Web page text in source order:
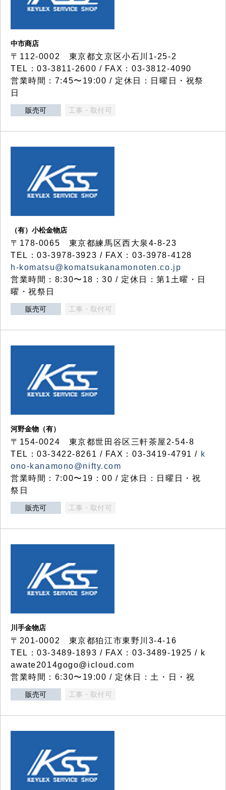
中市商店
〒112-0002 東京都文京区小石川1-25-2
TEL：03-3811-2600 / FAX：03-3812-4090
営業時間：7:45〜19:00 / 定休日：日曜日・祝祭
日
販売可 工事・取付可
（有）小松金物店
〒178-0065 東京都練馬区西大泉4-8-23
TEL：03-3978-3923 / FAX：03-3978-4128
h-komatsu@komatsukanamonoten.co.jp
営業時間：8:30〜18：30 / 定休日：第1土曜・日
曜・祝祭日
販売可 工事・取付可
河野金物（有）
〒154-0024 東京都世田谷区三軒茶屋2-54-8
TEL：03-3422-8261 / FAX：03-3419-4791 / k
ono-kanamono@nifty.com
営業時間：7:00〜19：00 / 定休日：日曜日・祝
祭日
販売可 工事・取付可
川手金物店
〒201-0002 東京都狛江市東野川3-4-16
TEL：03-3489-1893 / FAX：03-3489-1925 / k
awate2014gogo@icloud.com
営業時間：6:30〜19:00 / 定休日：土・日・祝
販売可 工事・取付可